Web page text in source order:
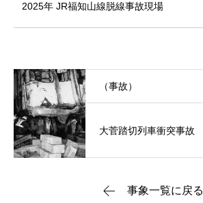
2025年 JR福知山線脱線事故現場
大菅踏切列車衝突事故
（事故）
事象一覧に戻る